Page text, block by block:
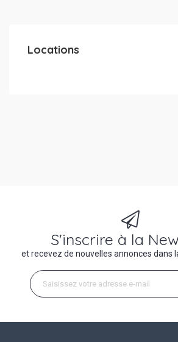
Locations
S'inscrire à la
et recevez de nouvelles annonces dans